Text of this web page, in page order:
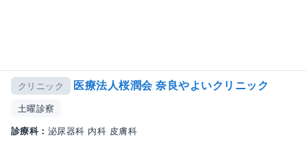
クリニック 医療法人桜潤会 奈良やよいクリニック
土曜診察
診療科： 泌尿器科 内科 皮膚科